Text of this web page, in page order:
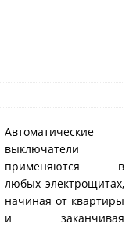
Автоматические
выключатели
применяются в
любых электрощитах,
начиная от квартиры
и заканчивая